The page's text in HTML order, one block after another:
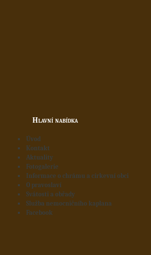
Hlavní nabídka
Úvod
Kontakt
Aktuality
Fotogalerie
Informace o chrámu a církevní obci
O pravoslaví
Svátosti a obřady
Služba nemocničního kaplana
Facebook